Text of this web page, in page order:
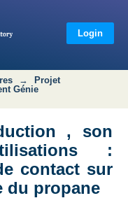
: influence
le cracking
Login
→
Projet
Génie
, son
:
contact sur
du propane